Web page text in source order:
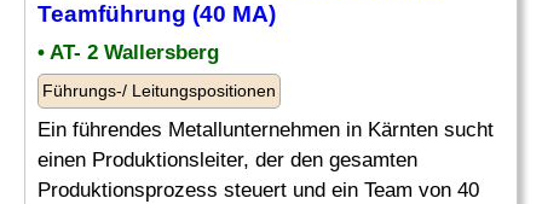
Teamführung (40 MA)
• AT- 2 Wallersberg
Führungs-/ Leitungspositionen
Ein führendes Metallunternehmen in Kärnten sucht
einen Produktionsleiter, der den gesamten
Produktionsprozess steuert und ein Team von 40